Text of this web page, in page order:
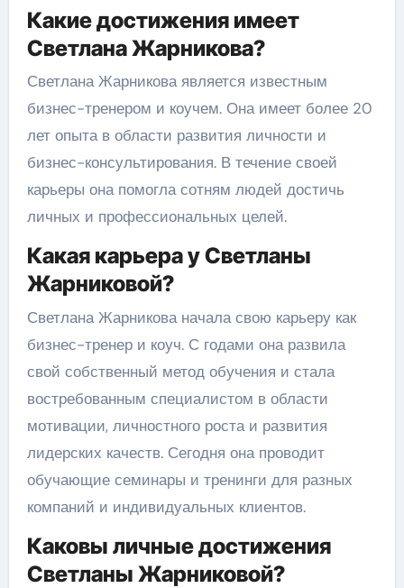
Какие достижения имеет
Светлана Жарникова?
Светлана Жарникова является известным
бизнес-тренером и коучем. Она имеет более 20
лет опыта в области развития личности и
бизнес-консультирования. В течение своей
карьеры она помогла сотням людей достичь
личных и профессиональных целей.
Какая карьера у Светланы
Жарниковой?
Светлана Жарникова начала свою карьеру как
бизнес-тренер и коуч. С годами она развила
свой собственный метод обучения и стала
востребованным специалистом в области
мотивации, личностного роста и развития
лидерских качеств. Сегодня она проводит
обучающие семинары и тренинги для разных
компаний и индивидуальных клиентов.
Каковы личные достижения
Светланы Жарниковой?